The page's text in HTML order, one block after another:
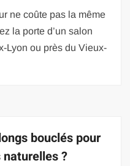
ne coûte pas la même
la porte d’un salon
Lyon ou près du Vieux-
bouclés pour
?